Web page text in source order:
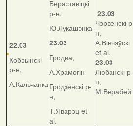
22.03
Кобрынскі
р-н,
А.Кальчанка
Бераставіцкі
р-н,
Ю.Лукашэнка
23.03
Гродна,
А.Храмогін
Гродзенскі р-
н,
Т.Яварэц et
al.
23.03
Чэрвенскі
н,
А.Вінчэўскі
et al.
23.03
Любанскі р-
н,
М.Верабей